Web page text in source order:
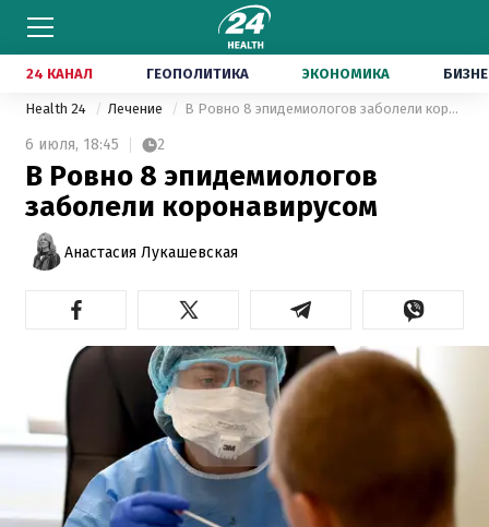
24 КАНАЛ ГЕОПОЛИТИКА ЭКОНОМИКА
Health 24 Лечение В Ровно 8 эпидемиологов заболели коронавирусом
6 июля, 18:45 2
В Ровно 8 эпидемиологов
заболели коронавирусом
Анастасия Лукашевская